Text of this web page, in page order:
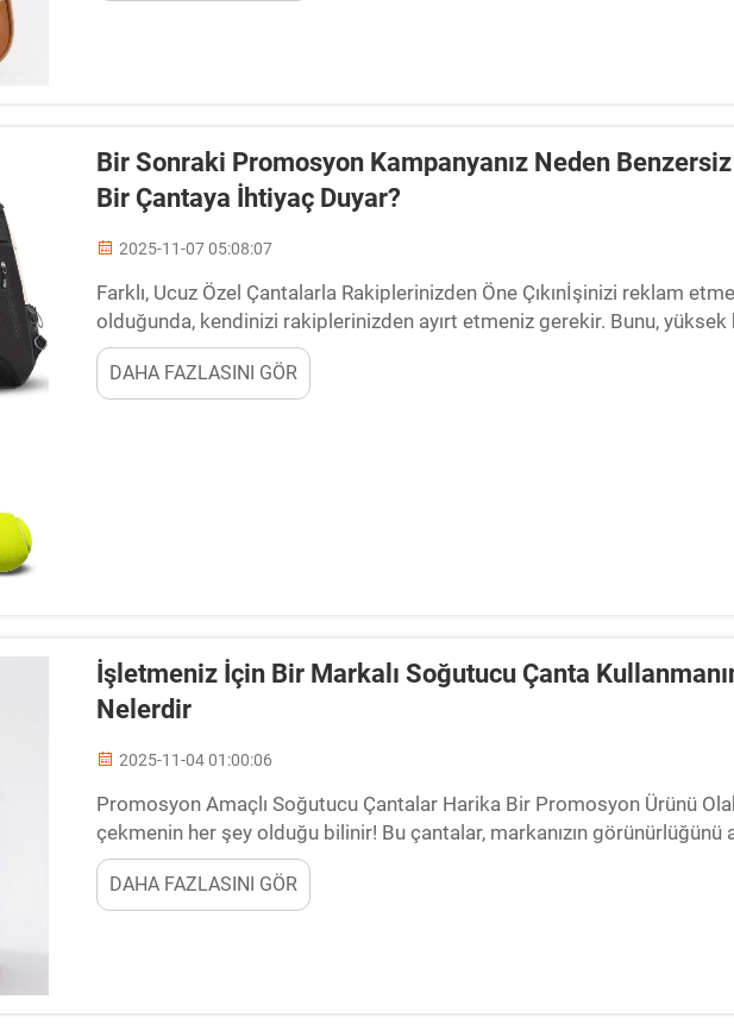
Bir Sonraki Promosyon Kampanyanız Neden Benzersiz
Bir Çantaya İhtiyaç Duyar?
2025-11-07 05:08:07
Farklı, Ucuz Özel Çantalarla Rakiplerinizden Öne Çıkınİşinizi reklam
olduğunda, kendinizi rakiplerinizden ayırt etmeniz gerekir. Bunu,
özel türde ürünlerle yapabilirsiniz...
DAHA FAZLASINI GÖR
İşletmeniz İçin Bir Markalı Soğutucu Çanta
Nelerdir
2025-11-04 01:00:06
Promosyon Amaçlı Soğutucu Çantalar Harika Bir Promosyon Ürünü
çekmenin her şey olduğu bilinir! Bu çantalar, markanızın görünürlüğünü
müşterilere ulaşmanıza yardımcı olacak birçok avantaj sunar. Markalı ...
DAHA FAZLASINI GÖR